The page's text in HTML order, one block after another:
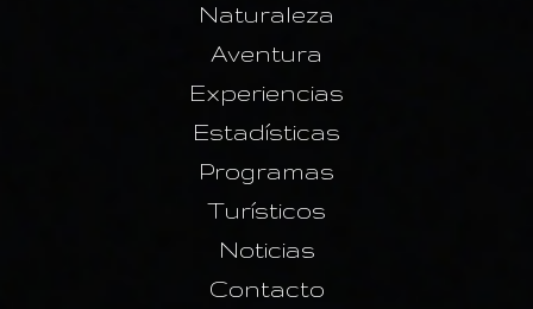
Naturaleza
Aventura
Experiencias
Estadísticas
Programas
Turísticos
Noticias
Contacto